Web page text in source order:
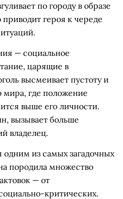
по городу в образе
приводит героя к череде
— социальное
царящие в
высмеивает пустоту и
мира, где положение
выше его личности.
вызывает больше
владелец.
одним из самых загадочных
породила множество
— от
критических.